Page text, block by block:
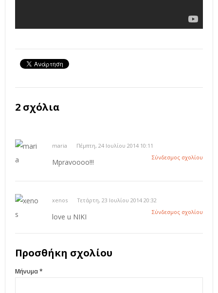
2 σχόλια
maria
Πέμπτη, 24 Ιουλίου 2014 10:11
Σύνδεσμος σχολίου
Mpravoooo!!!
xenos
Τετάρτη, 23 Ιουλίου 2014 20:32
Σύνδεσμος σχολίου
love u NIKI
Προσθήκη σχολίου
Μήνυμα *